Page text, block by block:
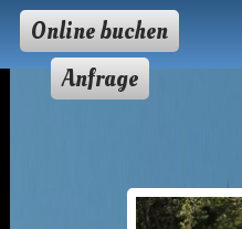
Online buchen
Anfrage